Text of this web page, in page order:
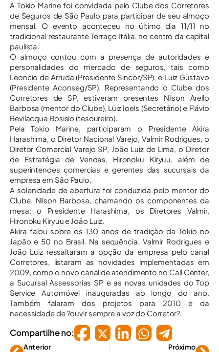
A Tokio Marine foi convidada pelo Clube dos Corretores
de Seguros de São Paulo para participar de seu almoço
mensal. O evento aconteceu no último dia 11/11 no
tradicional restaurante Terraço Itália, no centro da capital
paulista.
O almoço contou com a presença de autoridades e
personalidades do mercado de seguros, tais como
Leoncio de Arruda (Presidente Sincor/SP), e Luiz Gustavo
(Presidente Aconseg/SP). Representando o Clube dos
Corretores de SP, estiveram presentes Nilson Arello
Barbosa (mentor do Clube), Luiz Ioels (Secretário) e Flávio
Bevilacqua Bosisio (tesoureiro).
Pela Tokio Marine, participaram o Presidente Akira
Harashima, o Diretor Nacional Varejo, Valmir Rodrigues, o
Diretor Comercial Varejo SP, João Luiz de Lima, o Diretor
de Estratégia de Vendas, Hironoku Kiryuu, além de
superintendes comercias e gerentes das sucursais da
empresa em São Paulo.
A solenidade de abertura foi conduzida pelo mentor do
Clube, Nilson Barbosa, chamando os componentes da
mesa: o Presidente Harashima, os Diretores Valmir,
Hironoku Kiryuu e João Luiz.
Akira falou sobre os 130 anos de tradição da Tokio no
Japão e 50 no Brasil. Na sequência, Valmir Rodrigues e
João Luiz ressaltaram a opção da empresa pelo canal
Corretores, listaram as novidades implementadas em
2009, como o novo canal de atendimento no Call Center,
a Sucursal Assessorias SP e as novas unidades do Top
Service Automóvel inauguradas ao longo do ano.
Também falaram dos projetos para 2010 e da
necessidade de ?ouvir sempre a voz do Corretor?.
Compartilhe no:
Anterior Próximo